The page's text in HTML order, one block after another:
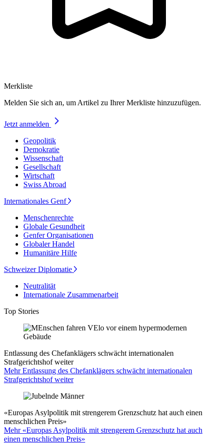
Merkliste
Melden Sie sich an, um Artikel zu Ihrer Merkliste hinzuzufügen.
Jetzt anmelden
Geopolitik
Demokratie
Wissenschaft
Gesellschaft
Wirtschaft
Swiss Abroad
Internationales Genf
Menschenrechte
Globale Gesundheit
Genfer Organisationen
Globaler Handel
Humanitäre Hilfe
Schweizer Diplomatie
Neutralität
Internationale Zusammenarbeit
Top Stories
Entlassung des Chefanklägers schwächt internationalen
Strafgerichtshof weiter
Mehr Entlassung des Chefanklägers schwächt internationalen
Strafgerichtshof weiter
«Europas Asylpolitik mit strengerem Grenzschutz hat auch einen
menschlichen Preis»
Mehr «Europas Asylpolitik mit strengerem Grenzschutz hat auch
einen menschlichen Preis»